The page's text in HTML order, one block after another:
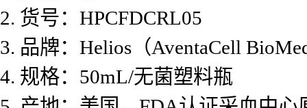
2. 货号：HPCFDCRL05
3. 品牌：Helios（AventaCell
4. 规格：50mL/无菌塑料瓶